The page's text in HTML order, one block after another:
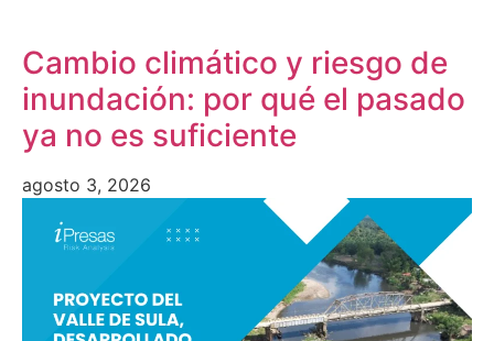
Cambio climático y riesgo de
inundación: por qué el pasado
ya no es suficiente
agosto 3, 2026